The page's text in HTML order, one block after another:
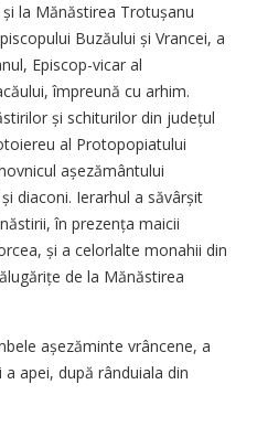
la Mănăstirea Trotușanu
Buzăului și Vrancei, a
Episcop-vicar al
împreună cu arhim.
și schiturilor din județul
al Protopopiatului
așezămân­tului
diaconi. Ierarhul a săvârșit
în prezența maicii
și a celorlalte monahii din
de la Mănăstirea
așezăminte vrâncene, a
apei, după rânduiala din